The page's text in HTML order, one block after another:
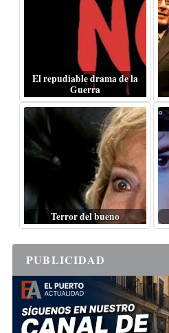
El repudiable drama de la
Guerra
Terror del bueno
PUBLICIDAD